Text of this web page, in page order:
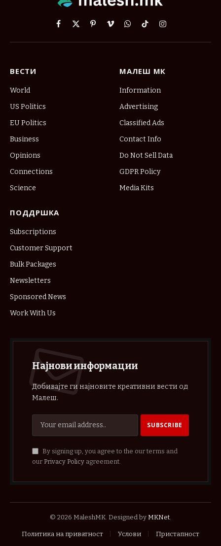
Facebook
X
PinterestVimeoWhatsApp
TikTokInstagram
ВЕСТИ
World
US Politics
EU Politics
Business
Opinions
Connections
Science
МАЛЕШ МК
Information
Advertising
Classified Ads
Contact Info
Do Not Sell Data
GDPR Policy
Media Kits
ПОДДРШКА
Subscriptions
Customer Support
Bulk Packages
Newsletters
Sponsored News
Work With Us
Најнови информации
Добивајте ги најновите креативни вести од
Малеш.
By signing up, you agree to the our terms and
our Privacy Policyagreement.
© 2026 MaleshMK. Designed by MKNet
Политика на приватност Услови Пристапност